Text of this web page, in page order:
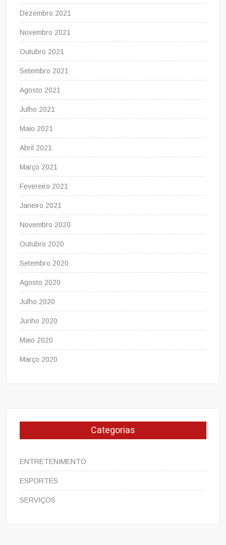
Dezembro 2021
Novembro 2021
Outubro 2021
Setembro 2021
Agosto 2021
Julho 2021
Maio 2021
Abril 2021
Março 2021
Fevereiro 2021
Janeiro 2021
Novembro 2020
Outubro 2020
Setembro 2020
Agosto 2020
Julho 2020
Junho 2020
Maio 2020
Março 2020
Categorias
ENTRETENIMENTO
ESPORTES
SERVIÇOS